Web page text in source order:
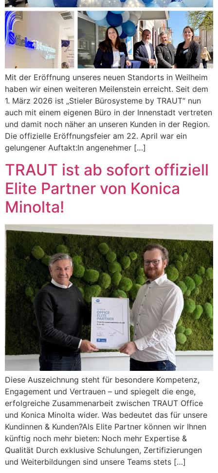
Mit der Eröffnung unseres neuen Standorts in Weilheim
haben wir einen weiteren Meilenstein erreicht. Seit dem
1. März 2026 ist „Stieler Bürosysteme by TRAUT“ nun
auch mit einem eigenen Büro in der Innenstadt vertreten
und damit noch näher an unseren Kunden in der Region.
Die offizielle Eröffnungsfeier am 22. April war ein
gelungener Auftakt:In angenehmer […]
TRAUT ist ab sofort offiziell
Elite Partner von Konica
Minolta!
Diese Auszeichnung steht für besondere Kompetenz,
Engagement und Vertrauen – und spiegelt die enge,
erfolgreiche Zusammenarbeit zwischen TRAUT Office
und Konica Minolta wider. Was bedeutet das für unsere
Kundinnen & Kunden?Als Elite Partner können wir Ihnen
künftig noch mehr bieten: Noch mehr Expertise &
Qualität Durch exklusive Schulungen, Zertifizierungen
und Weiterbildungen sind unsere Teams stets […]